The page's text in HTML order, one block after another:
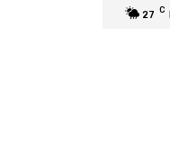
27 C